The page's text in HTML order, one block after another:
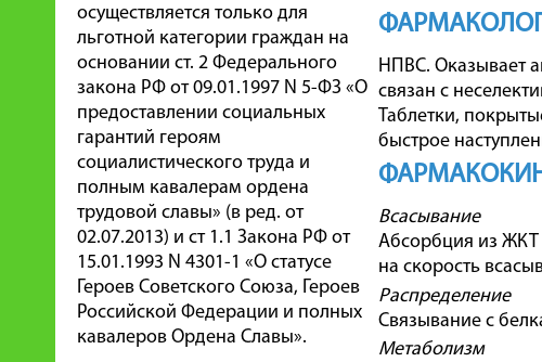
осуществляется только для
льготной категории граждан на
основании ст. 2 Федерального
закона РФ от 09.01.1997 N 5-ФЗ «О
предоставлении социальных
гарантий героям
социалистического труда и
полным кавалерам ордена
трудовой славы» (в ред. от
02.07.2013) и ст 1.1 Закона РФ от
15.01.1993 N 4301-1 «О статусе
Героев Советского Союза, Героев
Российской Федерации и полных
кавалеров Ордена Славы».
НПВС. Оказывает
связан с
Таблетки,
быстрое
Всасывание
Абсорбция из ЖКТ
на скорость
Распределение
Связывание с
Метаболизм